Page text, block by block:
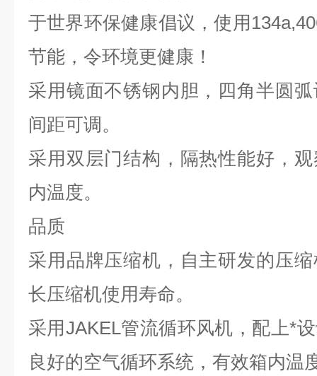
于世界环保健康倡议，使用
节能，令环境更健康！
采用镜面不锈钢内胆，四角半圆
间距可调。
采用双层门结构，隔热性能好，
内温度。
品质
采用品牌压缩机，自主研发的压
长压缩机使用寿命。
采用JAKEL管流循环风机，配上*
良好的空气循环系统，有效箱内温